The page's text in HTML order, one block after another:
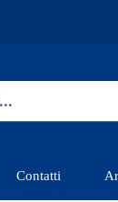
sito
Contatti